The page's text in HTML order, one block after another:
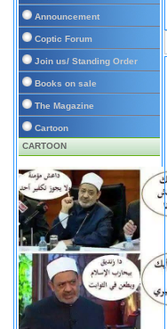
Announcement
Coptic Forum
Join us/ Standing Order
Books on sale
The Magazine
Cartoon
CARTOON